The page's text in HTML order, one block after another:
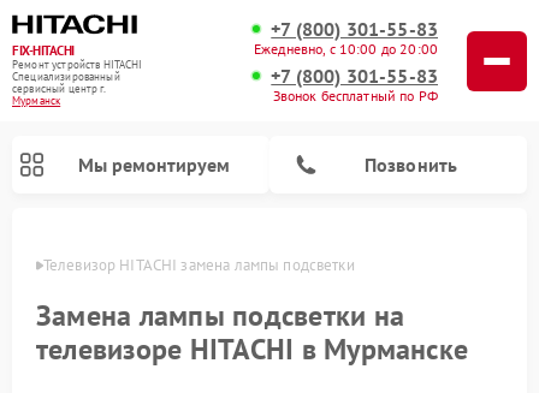
FIX-HITACHI
Ремонт устройств HITACHI
Специализированный
cервисный центр г.
Мурманск
+7 (800) 301-55-83
Ежедневно, с 10:00 до 20:00
+7 (800) 301-55-83
Звонок бесплатный по РФ
Мы ремонтируем Позвонить
Телевизор HITACHI замена лампы подсветки
Замена лампы подсветки на
телевизоре HITACHI в Мурманске